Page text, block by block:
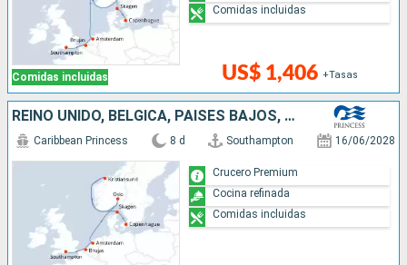
Comidas incluidas US$ 1,406 +Tasas
Comidas incluidas
REINO UNIDO, BÉLGICA, PAISES BAJOS, NORUEGA, DINAMARCA
Caribbean Princess 8 d Southampton 16/06/2028
Crucero Premium
Cocina refinada
Comidas incluidas